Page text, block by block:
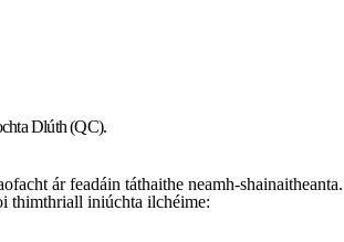
Dlúth (QC).
ár feadáin táthaithe neamh-shainaitheanta.
thimthriall iniúchta ilchéime: